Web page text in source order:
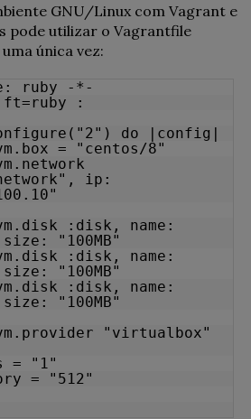
GNU/Linux com Vagrant e
pode utilizar o Vagrantfile
única vez:
ruby -*-
:
do |config|
= "centos/8"
ip:
:disk, name:
"100MB"
:disk, name:
"100MB"
:disk, name:
"100MB"
"virtualbox"
= "1"
= "512"